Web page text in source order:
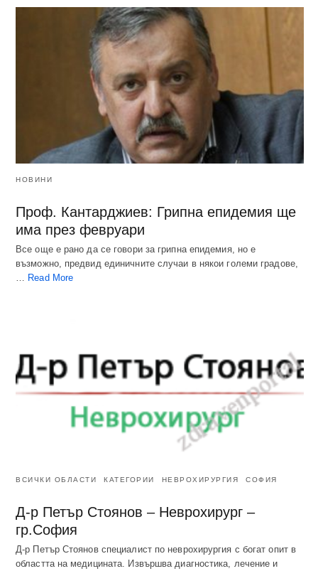
НОВИНИ
Проф. Кантарджиев: Грипна епидемия ще
има през февруари
Все още е рано да се говори за грипна епидемия, но е
възможно, предвид единичните случаи в някои големи градове,
… Read More
ВСИЧКИ ОБЛАСТИ КАТЕГОРИИ НЕВРОХИРУРГИЯ СОФИЯ
Д-р Петър Стоянов – Неврохирург –
гр.София
Д-р Петър Стоянов специалист по неврохирургия с богат опит в
областта на медицината. Извършва диагностика, лечение и